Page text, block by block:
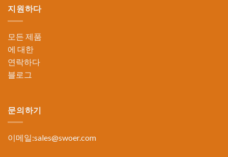
지원하다
모든 제품
에 대한
연락하다
블로그
문의하기
이메일:sales@swoer.com